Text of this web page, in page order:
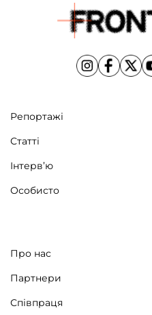
Репортажі
Статті
Інтерв’ю
Особисто
Про нас
Партнери
Співпраця